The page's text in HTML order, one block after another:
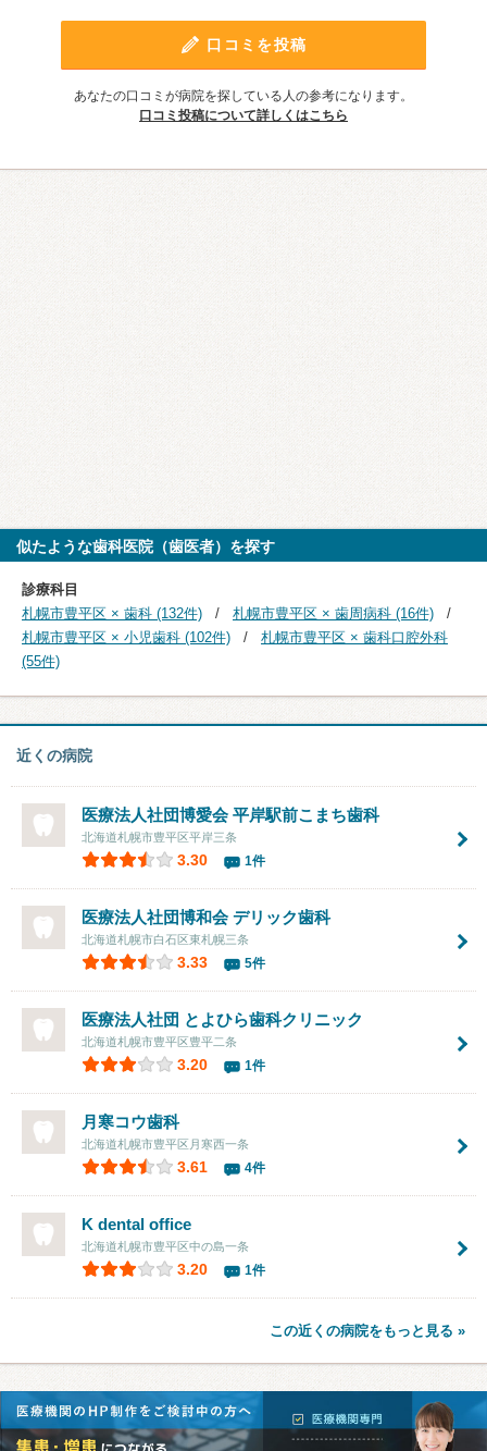
口コミを投稿
あなたの口コミが病院を探している人の参考になります。
口コミ投稿について詳しくはこちら
似たような歯科医院（歯医者）を探す
診療科目
札幌市豊平区 × 歯科 (132件)
札幌市豊平区 × 歯周病科 (16件)
札幌市豊平区 × 小児歯科 (102件)
札幌市豊平区 × 歯科口腔外科
(55件)
近くの病院
医療法人社団博愛会 平岸駅前こまち歯科
北海道札幌市豊平区平岸三条
3.30 1件
医療法人社団博和会デリック歯科
北海道札幌市白石区東札幌三条
3.33 5件
医療法人社団 とよひら歯科クリニック
北海道札幌市豊平区豊平二条
3.20 1件
月寒コウ歯科
北海道札幌市豊平区月寒西一条
3.61 4件
K dental office
北海道札幌市豊平区中の島一条
3.20 1件
この近くの病院をもっと見る »